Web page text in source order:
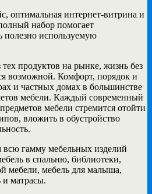
оптимальная интернет-витрина и
набор помогает
полезно используемую
продуктов на рынке, жизнь без
возможной. Комфорт, порядок и
и частных домах в большинстве
мебели. Каждый современный
мебели стремится отойти
вложить в обустройство
гамму мебельных изделий
в спальню, библиотеки,
мебели, мебель для малыша,
матрасы.